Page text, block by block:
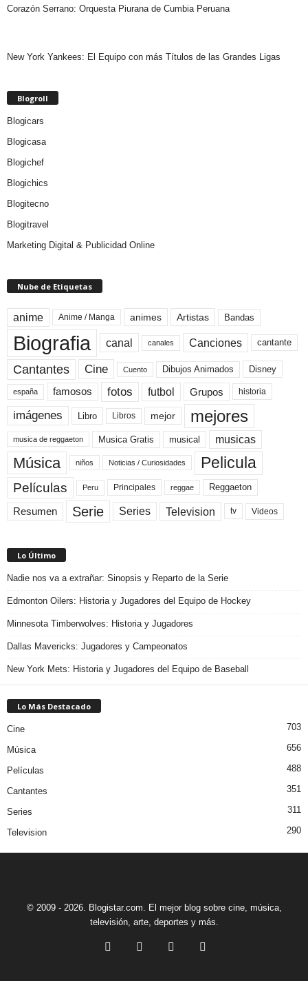
Corazón Serrano: Orquesta Piurana de Cumbia Peruana
New York Yankees: El Equipo con más Títulos de las Grandes Ligas
Blogroll
Blogicars
Blogicasa
Blogichef
Blogichics
Blogitecno
Blogitravel
Marketing Digital & Publicidad Online
Nube de Etiquetas
anime Anime / Manga animes Artistas Bandas
Biografia canal canales Canciones cantante
Cantantes Cine Cuento Dibujos Animados Disney
españa famosos fotos futbol Grupos historia
imágenes Libro Libros mejor mejores
musica de reggaeton Musica Gratis musical musicas
Música niños Noticias / Curiosidades Pelicula
Películas Peru Principales reggae Reggaeton
Resumen Serie Series Television tv Videos
Lo Último
Nadie nos va a extrañar: Sinopsis y Reparto de la Serie
Edmonton Oilers: Historia y Jugadores del Equipo de Hockey
Minnesota Timberwolves: Historia y Jugadores
Dallas Mavericks: Jugadores y Campeonatos
New York Mets: Historia y Jugadores del Equipo de Baseball
Lo Más Destacado
Cine 703
Música 656
Películas 488
Cantantes 351
Series 311
Television 290
© 2009 - 2026. Blogistar.com. El mejor blog sobre cine, música,
televisión, arte, deportes y más.